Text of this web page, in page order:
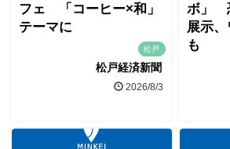
フェ 「コーヒー×和」
テーマに
松戸
松戸経済新聞
2026/8/3
ボ」
展示
も